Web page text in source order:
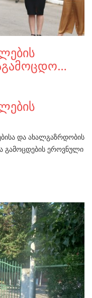
და ახალგაზრდობის
გამოცდების ეროვნული